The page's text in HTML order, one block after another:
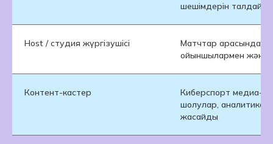
шешімдерін
Host / студия жүргізушісі
Матчтар арасында
ойыншылармен және
Контент-кастер
Киберспорт медиа-
шолулар,
жасайды
серіктестеріміздің ішінде
150-ден астам компания
бар. Әрбір студент